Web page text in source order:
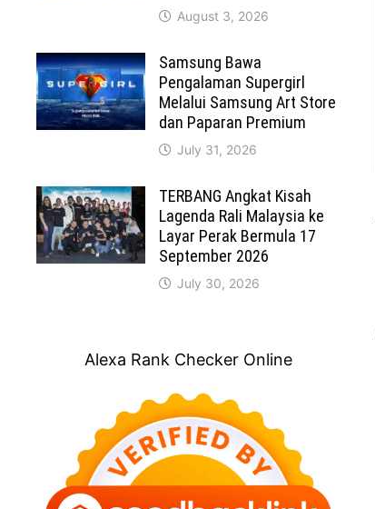
August 3, 2026
Samsung Bawa
Pengalaman Supergirl
Melalui Samsung Art Store
dan Paparan Premium
July 31, 2026
TERBANG Angkat Kisah
Lagenda Rali Malaysia ke
Layar Perak Bermula 17
September 2026
July 30, 2026
Alexa Rank Checker Online